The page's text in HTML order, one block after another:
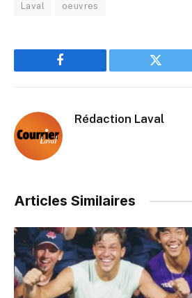
Laval oeuvres
Facebook Twitter
Rédaction Laval
Articles Similaires